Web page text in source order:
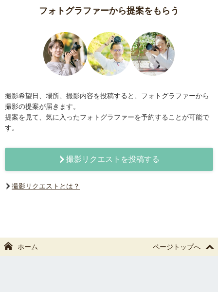
フォトグラファーから提案をもらう
撮影希望日、場所、撮影内容を投稿すると、フォトグラファーから
撮影の提案が届きます。
提案を見て、気に入ったフォトグラファーを予約することが可能で
す。
撮影リクエストを投稿する
撮影リクエストとは？
ホーム ページトップへ